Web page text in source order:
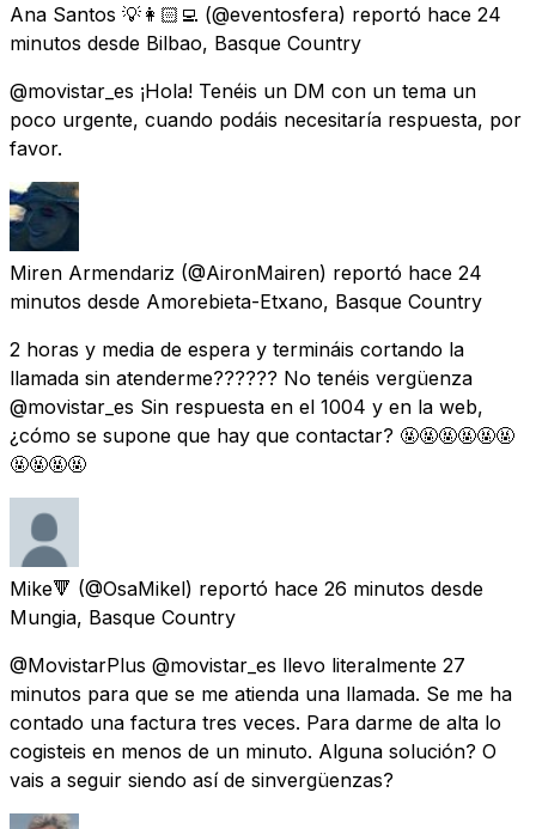
Ana Santos 💡👩🏻‍💻 (@eventosfera) reportó hace 24
minutos desde Bilbao, Basque Country
@movistar_es ¡Hola! Tenéis un DM con un tema un
poco urgente, cuando podáis necesitaría respuesta, por
favor.
Miren Armendariz (@AironMairen) reportó hace 24
minutos desde Amorebieta-Etxano, Basque Country
2 horas y media de espera y termináis cortando la
llamada sin atenderme?????? No tenéis vergüenza
@movistar_es Sin respuesta en el 1004 y en la web,
¿cómo se supone que hay que contactar? 🤬🤬🤬🤬🤬🤬
🤬🤬🤬🤬
Mike🔻 (@OsaMikel) reportó hace 26 minutos desde
Mungia, Basque Country
@MovistarPlus @movistar_es llevo literalmente 27
minutos para que se me atienda una llamada. Se me ha
contado una factura tres veces. Para darme de alta lo
cogisteis en menos de un minuto. Alguna solución? O
vais a seguir siendo así de sinvergüenzas?